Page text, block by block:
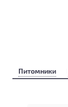
Питомники